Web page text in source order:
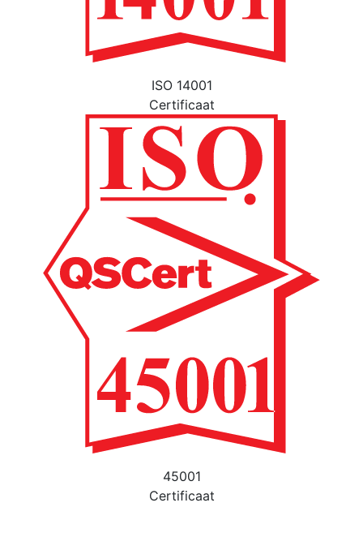
ISO 14001
Certificaat
45001
Certificaat